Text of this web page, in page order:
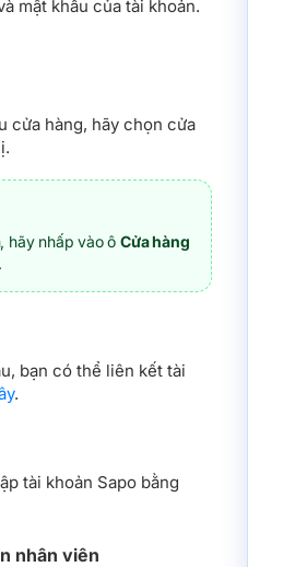
mật khẩu của tài khoản.
cửa hàng, hãy chọn cửa
hãy nhấp vào ô Cửa hàng
bạn có thể liên kết tài
.
tài khoản Sapo bằng
nhân viên